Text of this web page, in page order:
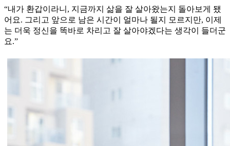
“내가 환갑이라니, 지금까지 삶을 잘 살아왔는지 돌아보게 됐
어요. 그리고 앞으로 남은 시간이 얼마나 될지 모르지만, 이제
는 더욱 정신을 똑바로 차리고 잘 살아야겠다는 생각이 들더군
요.”